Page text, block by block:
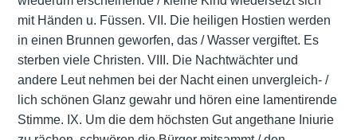
mit Händen u. Füssen. VII. Die heiligen Hostien werden
in einen Brunnen geworfen, das / Wasser vergiftet. Es
sterben viele Christen. VIII. Die Nachtwächter und
andere Leut nehmen bei der Nacht einen unvergleich- /
lich schönen Glanz gewahr und hören eine lamentirende
Stimme. IX. Um die dem höchsten Gut angethane Iniurie